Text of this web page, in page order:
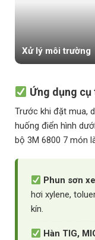
Xử lý môi trường
Ứng dụng cụ
Trước khi đặt mua,
huống điển hình
bộ 3M 6800 7 món
Phun sơn
hơi xylene,
kín.
Hàn TIG,